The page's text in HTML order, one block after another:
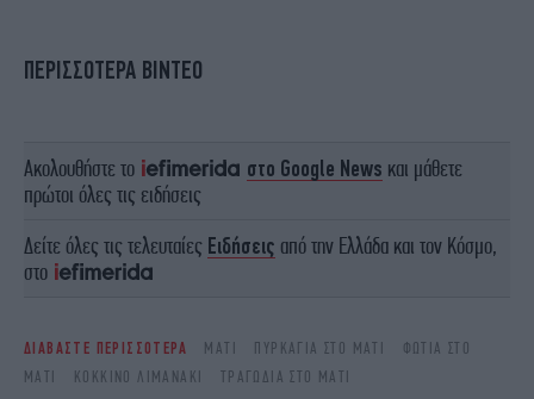
ΠΕΡΙΣΣΟΤΕΡΑ ΒΙΝΤΕΟ
Ακολουθήστε το στο Google News και μάθετε
πρώτοι όλες τις ειδήσεις
Δείτε όλες τις τελευταίες Ειδήσεις από την Ελλάδα και τον Κόσμο,
στο
ΔΙΑΒΑΣΤΕ ΠΕΡΙΣΣΟΤΕΡΑ ΜΆΤΙ ΠΥΡΚΑΓΙΆ ΣΤΟ ΜΆΤΙ
ΦΩΤΙΆ ΣΤΟ
ΜΆΤΙ
ΚΟΚΚΙΝΟ ΛΙΜΑΝΑΚΙ ΤΡΑΓΩΔΙΑ ΣΤΟ ΜΑΤΙ